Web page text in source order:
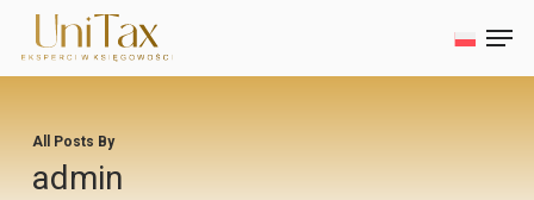
main
content
All Posts By
admin